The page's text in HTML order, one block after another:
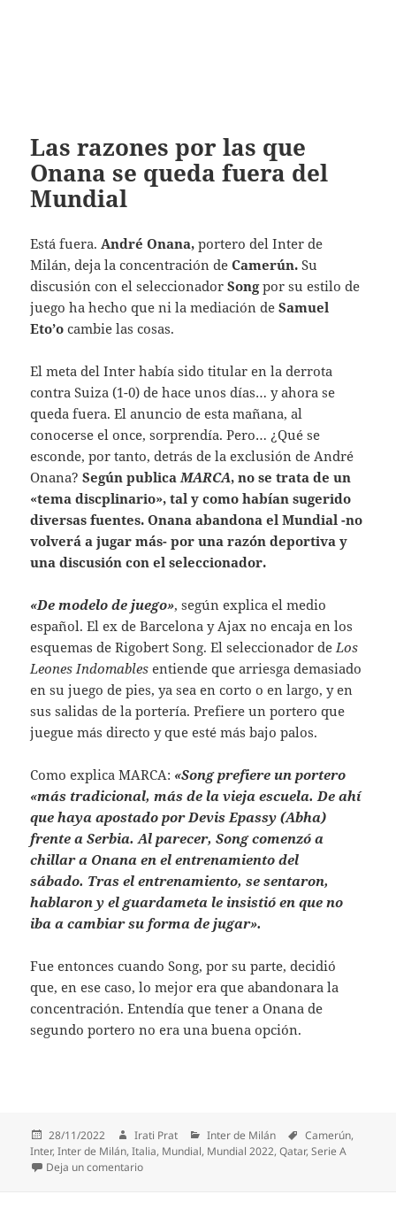
Las razones por las que
Onana se queda fuera del
Mundial
Está fuera. André Onana,portero del Inter de
Milán, deja la concentración deCamerún. Su
discusión con el seleccionadorSongpor su estilo de
juego ha hecho que ni la mediación deSamuel
Eto’o cambie las cosas.
El meta del Inter había sido titular en la derrota
contra Suiza (1-0) de hace unos días… y ahora se
queda fuera. El anuncio de esta mañana, al
conocerse el once, sorprendía. Pero… ¿Qué se
esconde, por tanto, detrás de la exclusión de André
Onana?Según publica MARCA, no se trata de un
«tema discplinario», tal y como habían sugerido
diversas fuentes. Onana abandona el Mundial -no
volverá a jugar más- por una razón deportiva y
una discusión con el seleccionador.
«De modelo de juego», según explica el medio
español. El ex de Barcelona y Ajax no encaja en los
esquemas de Rigobert Song. El seleccionador de Los
Leones Indomables entiende que arriesga demasiado
en su juego de pies, ya sea en corto o en largo, y en
sus salidas de la portería. Prefiere un portero que
juegue más directo y que esté más bajo palos.
Como explica MARCA: «Song prefiere un portero
«más tradicional, más de la vieja escuela. De ahí
que haya apostado por Devis Epassy (Abha)
frente a Serbia. Al parecer, Song comenzó a
chillar a Onana en el entrenamiento del
sábado. Tras el entrenamiento, se sentaron,
hablaron y el guardameta le insistió en que no
iba a cambiar su forma de jugar».
Fue entonces cuando Song, por su parte, decidió
que, en ese caso, lo mejor era que abandonara la
concentración. Entendía que tener a Onana de
segundo portero no era una buena opción.
Publicado
el
28/11/2022 Autor
Irati Prat Categorías
Inter de Milán Etiquetas
Camerún,
Inter,Inter de Milán,Italia, Mundial, Mundial 2022,Qatar,Serie A
Deja un comentarioen Las razones por las que Onana se queda fuera